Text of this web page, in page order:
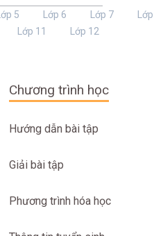
Lớp 5 Lớp 6 Lớp 7
Lớp
Lớp 11 Lớp 12
Chương trình học
Hướng dẫn bài tập
Giải bài tập
Phương trình hóa học